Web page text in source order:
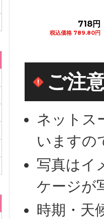
円
円
272円
税込価格 299.20円
ご注
ネットス
いますの
写真はイ
ケージが
時期・天